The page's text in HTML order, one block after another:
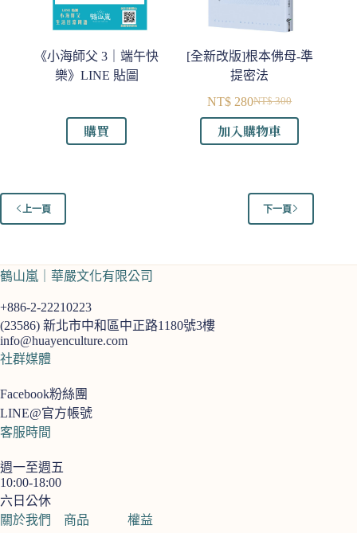
《小海師父 3｜端午快
樂》LINE 貼圖
購買
[全新改版]根本佛母-準
提密法
NT$300
始
價
NT$ 280
前
價
加入購物車
上一頁 下一頁
關於我們 商品 權益
鶴山嵐｜華嚴文化有限公司
+886-2-22210223
(23586) 新北市中和區中正路1180號3樓
info@huayenculture.com
社群媒體
Facebook粉絲團
LINE@官方帳號
客服時間
週一至週五
10:00-18:00
六日公休